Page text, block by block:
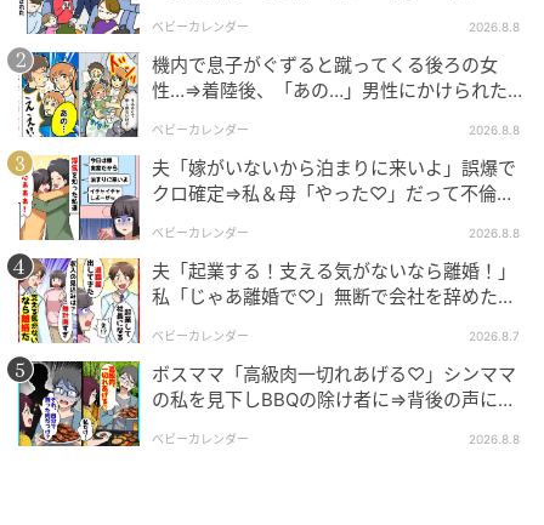
ベビーカレンダー
ベビーカレンダー 2026.8.8
機内で息子がぐずると蹴ってくる後ろの女
性…⇒着陸後、「あの…」男性にかけられた驚
ベビーカレンダー 2026.8.8
夫「嫁がいないから泊まりに来いよ」誤爆で
クロ確定⇒私＆母「やった♡」だって不倫相
ベビーカレンダー 2026.8.8
夫「起業する！支える気がないなら離婚！」
私「じゃあ離婚で♡」無断で会社を辞めた元
ベビーカレンダー 2026.8.7
ボスママ「高級肉一切れあげる♡」シンママ
の私を見下しBBQの除け者に⇒背後の声に突
ベビーカレンダー 2026.8.8